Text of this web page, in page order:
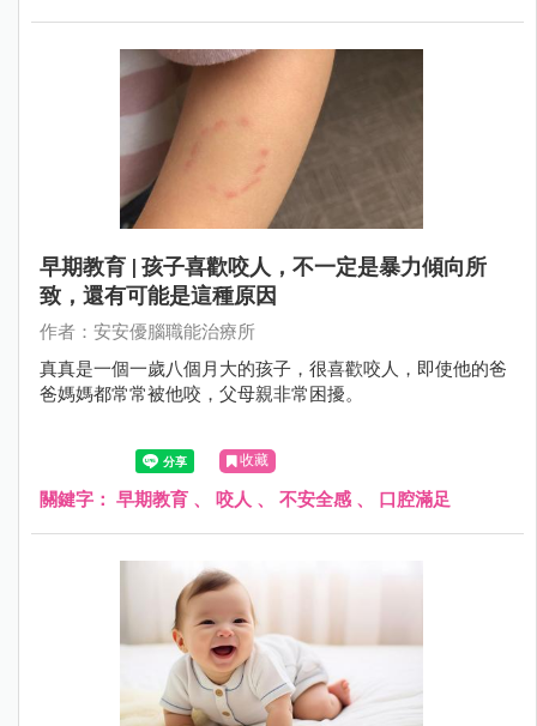
早期教育 | 孩子喜歡咬人，不一定是暴力傾向所
致，還有可能是這種原因
作者：安安優腦職能治療所
真真是一個一歲八個月大的孩子，很喜歡咬人，即使他的爸
爸媽媽都常常被他咬，父母親非常困擾。
收藏
關鍵字： 早期教育 、 咬人 、 不安全感 、 口腔滿足